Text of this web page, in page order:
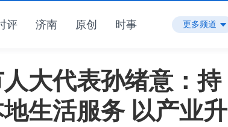
评 济南 原创 时事 更多频道
大代表孙绪意：持
生活服务 以产业升